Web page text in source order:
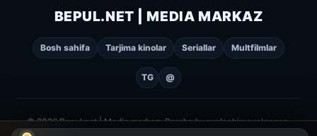
BEPUL.NET | MEDIA MARKAZ
Bosh sahifa Tarjima kinolar Seriallar Multfilmlar
TG @
© 2026 Bepul.net | Media markaz. Barcha huquqlar himoyalangan.